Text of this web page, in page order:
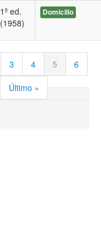
1º ed.
(1958)
Domicilio
3 4 5
6
Último »